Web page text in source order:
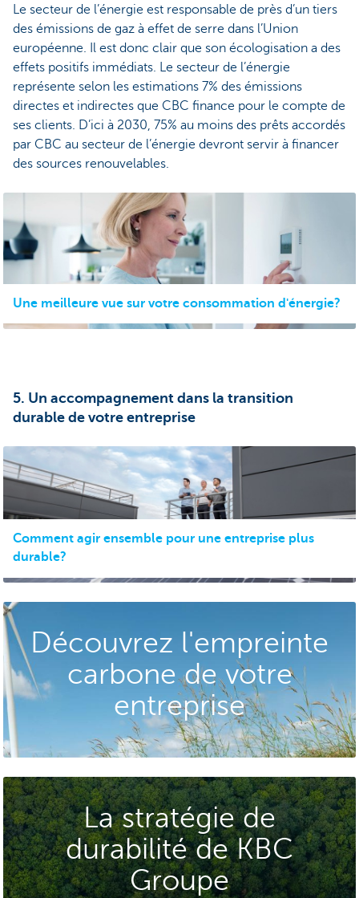
Le secteur de l’énergie est responsable de près d’un tiers
des émissions de gaz à effet de serre dans l’Union
européenne. Il est donc clair que son écologisation a des
effets positifs immédiats. Le secteur de l’énergie
représente selon les estimations 7% des émissions
directes et indirectes que CBC finance pour le compte de
ses clients. D’ici à 2030, 75% au moins des prêts accordés
par CBC au secteur de l’énergie devront servir à financer
des sources renouvelables.
Une meilleure vue sur votre consommation d'énergie?
5. Un accompagnement dans la transition
durable de votre entreprise
Comment agir ensemble pour une entreprise plus
durable?
Découvrez l'empreinte
carbone de votre
entreprise
La stratégie de
durabilité de KBC
Groupe